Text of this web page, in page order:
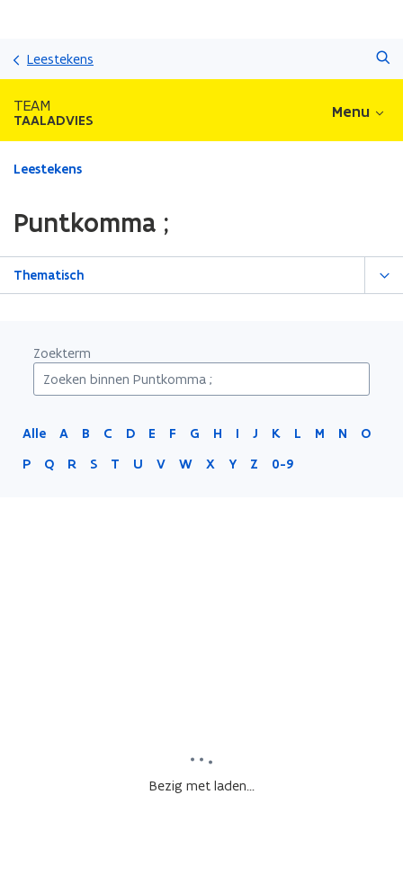
Leestekens
TEAM
TAALADVIES Menu
Gedaan
zich
op:
Puntkomma
Leestekens
Puntkomma ;
Thematisch
Zoekterm
Alle A B C D E F G H I J K L M N
O
P
Q R S T U V W X Y Z 0-9
Bezig met laden...